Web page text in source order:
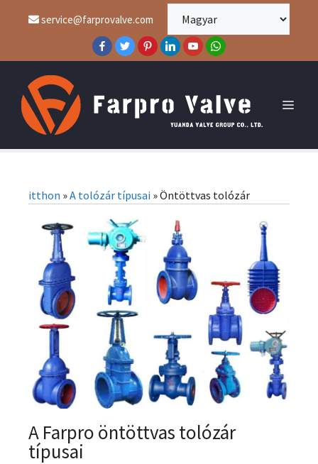
service@farprovalve.com
itthon »A tolózár típusai »Öntöttvas tolózár
A Farpro öntöttvas tolózár
típusai